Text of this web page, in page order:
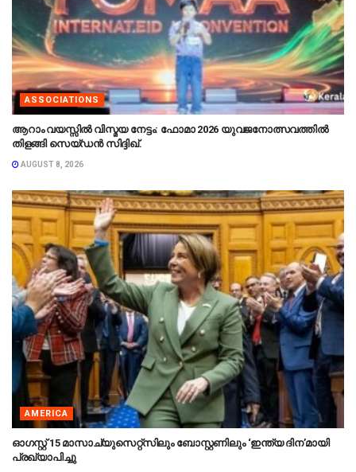
ASSOCIATIONS
ആറാം വയസ്സിൽ വിസ്മയ നേട്ടം: ഫോമാ 2026 യുവജനോത്സവത്തിൽ
തിളങ്ങി സെയ്ഡൻ സിദ്ദിഖ്.
AUGUST 8, 2026
AMERICA
ഓഗസ്റ്റ് 15 മാസാച്യുസെറ്റ്‌സിലും ബോസ്റ്റണിലും ‘ഇന്ത്യ ദിന’മായി
പ്രഖ്യാപിച്ചു